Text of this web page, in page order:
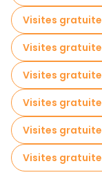
Visites
Visites
Visites
Visites
Visites
Visites